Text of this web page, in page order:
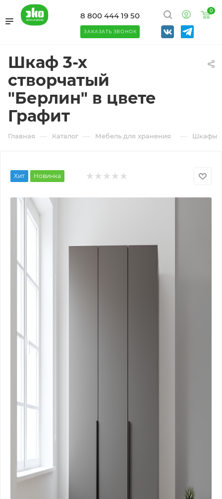
0
8 800 444 19 50
ЗАКАЗАТЬ ЗВОНОК
Шкаф 3-х
створчатый
"Берлин" в цвете
Графит
Главная — Каталог — Мебель для хранения — Шкафы
Хит Новинка